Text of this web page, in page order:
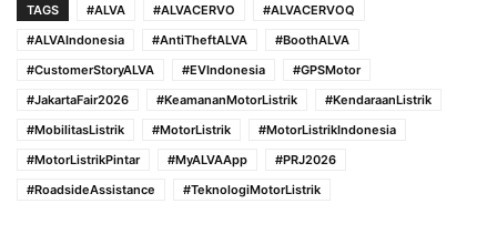
TAGS #ALVA #ALVACERVO
#ALVACERVOQ
#ALVAIndonesia
#AntiTheftALVA
#BoothALVA
#CustomerStoryALVA
#EVIndonesia
#GPSMotor
#JakartaFair2026
#KeamananMotorListrik
#KendaraanListrik
#MobilitasListrik
#MotorListrik
#MotorListrikIndonesia
#MotorListrikPintar
#MyALVAApp
#PRJ2026
#RoadsideAssistance
#TeknologiMotorListrik